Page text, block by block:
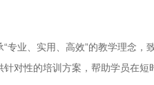
业、实用、高效”的教学理念，
对性的培训方案，帮助学员在短